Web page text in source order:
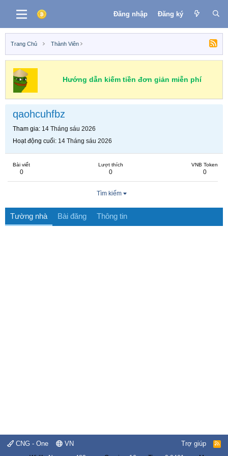
Đăng nhập Đăng ký
Trang Chủ Thành Viên
Hướng dẫn kiếm tiền đơn giản miễn phí
qaohcuhfbz
Tham gia 14 Tháng sáu 2026
Hoạt động cuối 14 Tháng sáu 2026
Bài viết
0
Lượt thích
0
VNB Token
0
Tìm kiếm
Tường nhà Bài đăng Thông tin
CNG - One VN Trợ giúp
R